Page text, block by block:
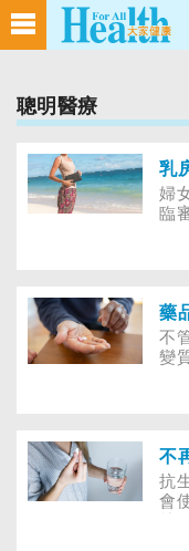
聰明醫療
婦
臨
生
時
下
症
衛
檢
婦
觸
進
某
治
藥
不
變
的
已
期
認
將
不
抗
會
因